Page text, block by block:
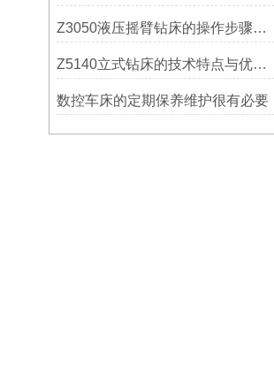
Z3050液压摇臂钻床的操作步骤与安全注意事项
Z5140立式钻床的技术特点与优势分析
数控车床的定期保养维护很有必要